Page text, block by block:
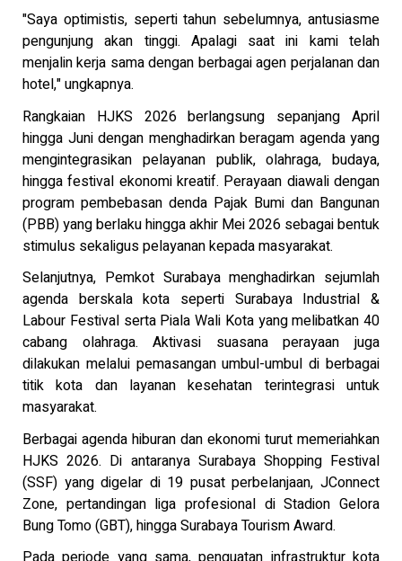
"Saya optimistis, seperti tahun sebelumnya, antusiasme
pengunjung akan tinggi. Apalagi saat ini kami telah
menjalin kerja sama dengan berbagai agen perjalanan dan
hotel," ungkapnya.
Rangkaian HJKS 2026 berlangsung sepanjang April
hingga Juni dengan menghadirkan beragam agenda yang
mengintegrasikan pelayanan publik, olahraga, budaya,
hingga festival ekonomi kreatif. Perayaan diawali dengan
program pembebasan denda Pajak Bumi dan Bangunan
(PBB) yang berlaku hingga akhir Mei 2026 sebagai bentuk
stimulus sekaligus pelayanan kepada masyarakat.
Selanjutnya, Pemkot Surabaya menghadirkan sejumlah
agenda berskala kota seperti Surabaya Industrial &
Labour Festival serta Piala Wali Kota yang melibatkan 40
cabang olahraga. Aktivasi suasana perayaan juga
dilakukan melalui pemasangan umbul-umbul di berbagai
titik kota dan layanan kesehatan terintegrasi untuk
masyarakat.
Berbagai agenda hiburan dan ekonomi turut memeriahkan
HJKS 2026. Di antaranya Surabaya Shopping Festival
(SSF) yang digelar di 19 pusat perbelanjaan, JConnect
Zone, pertandingan liga profesional di Stadion Gelora
Bung Tomo (GBT), hingga Surabaya Tourism Award.